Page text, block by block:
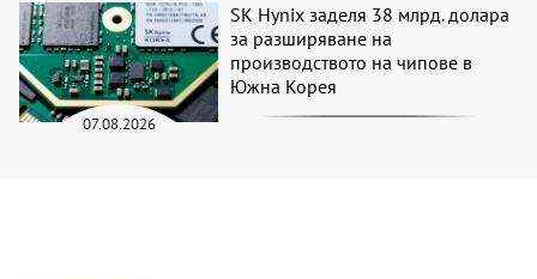
07.08.2026
SK Hynix заделя 38 млрд. долара
за разширяване на
производството на чипове в
Южна Корея